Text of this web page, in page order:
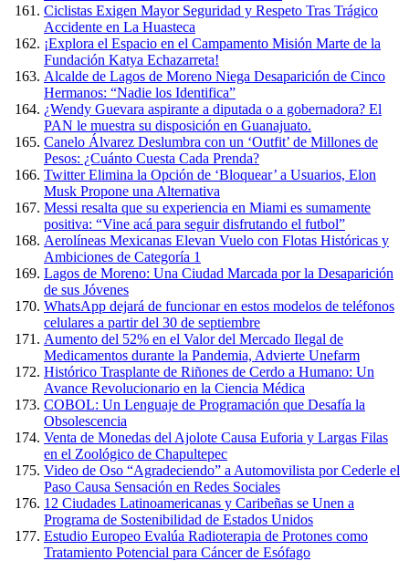
Ciclistas Exigen Mayor Seguridad y Respeto Tras Trágico
Accidente en La Huasteca
¡Explora el Espacio en el Campamento Misión Marte de la
Fundación Katya Echazarreta!
Alcalde de Lagos de Moreno Niega Desaparición de Cinco
Hermanos: “Nadie los Identifica”
¿Wendy Guevara aspirante a diputada o a gobernadora? El
PAN le muestra su disposición en Guanajuato.
Canelo Álvarez Deslumbra con un ‘Outfit’ de Millones de
Pesos: ¿Cuánto Cuesta Cada Prenda?
Twitter Elimina la Opción de ‘Bloquear’ a Usuarios, Elon
Musk Propone una Alternativa
Messi resalta que su experiencia en Miami es sumamente
positiva: “Vine acá para seguir disfrutando el futbol”
Aerolíneas Mexicanas Elevan Vuelo con Flotas Históricas y
Ambiciones de Categoría 1
Lagos de Moreno: Una Ciudad Marcada por la Desaparición
de sus Jóvenes
WhatsApp dejará de funcionar en estos modelos de teléfonos
celulares a partir del 30 de septiembre
Aumento del 52% en el Valor del Mercado Ilegal de
Medicamentos durante la Pandemia, Advierte Unefarm
Histórico Trasplante de Riñones de Cerdo a Humano: Un
Avance Revolucionario en la Ciencia Médica
COBOL: Un Lenguaje de Programación que Desafía la
Obsolescencia
Venta de Monedas del Ajolote Causa Euforia y Largas Filas
en el Zoológico de Chapultepec
Video de Oso “Agradeciendo” a Automovilista por Cederle el
Paso Causa Sensación en Redes Sociales
12 Ciudades Latinoamericanas y Caribeñas se Unen a
Programa de Sostenibilidad de Estados Unidos
Estudio Europeo Evalúa Radioterapia de Protones como
Tratamiento Potencial para Cáncer de Esófago